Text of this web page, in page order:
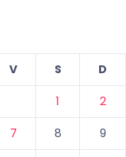
V S
D
1
2
7 8
9